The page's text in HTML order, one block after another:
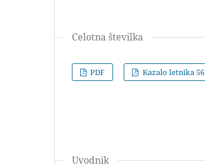
Celotna številka
PDF Kazalo letnika 56
Uvodnik